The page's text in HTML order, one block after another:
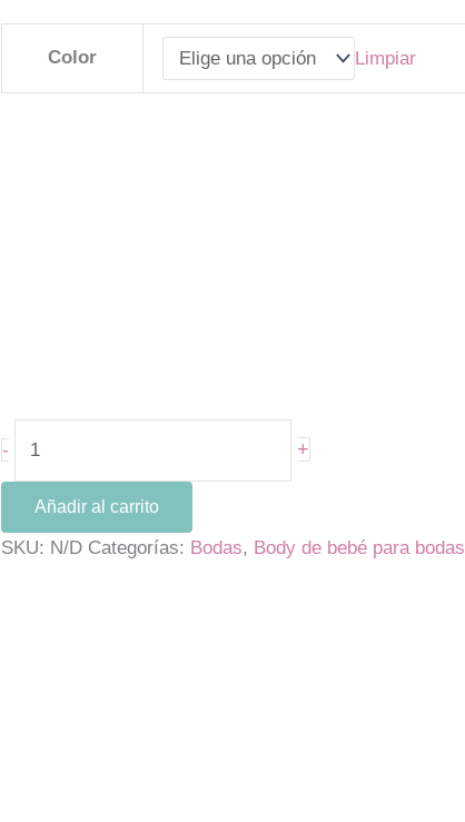
Color Limpiar
- +
Añadir al carrito
SKU: N/D Categorías: Bodas, Body de bebé para bodas